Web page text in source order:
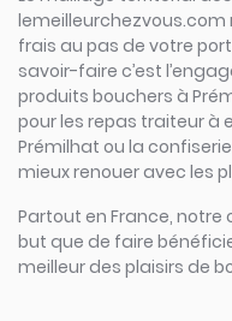
lemeilleurchezvous.com
frais au pas de votre
savoir-faire c’est
produits bouchers à
pour les repas traiteur à
Prémilhat ou la
mieux renouer avec les
Partout en France, notre
but que de faire
meilleur des plaisirs de